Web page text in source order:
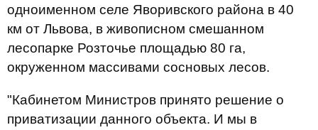
одноименном селе Яворивского района в 40
км от Львова, в живописном смешанном
лесопарке Розточье площадью 80 га,
окруженном массивами сосновых лесов.
"Кабинетом Министров принято решение о
приватизации данного объекта. И мы в